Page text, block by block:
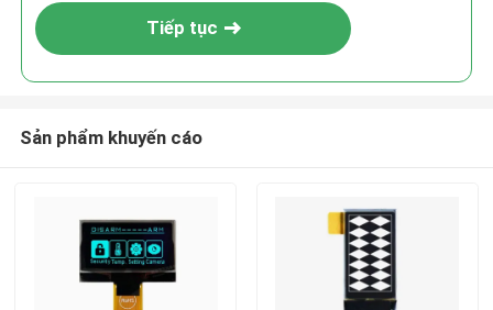
Tiếp tục
Sản phẩm khuyến cáo